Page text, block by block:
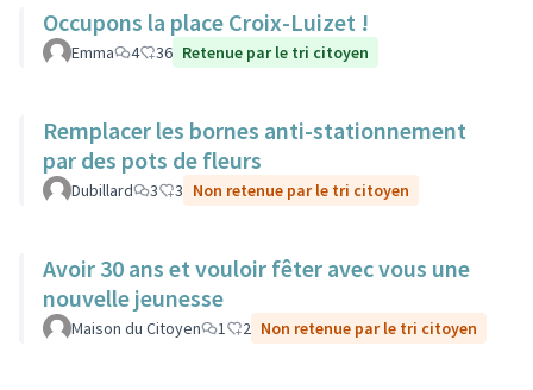
Occupons la place Croix-Luizet !
Emma 4 36 Retenue par le tri citoyen
Remplacer les bornes anti-stationnement
par des pots de fleurs
Dubillard 3 3 Non retenue par le tri citoyen
Avoir 30 ans et vouloir fêter avec vous une
nouvelle jeunesse
Maison du Citoyen 1 2 Non retenue par le tri citoyen